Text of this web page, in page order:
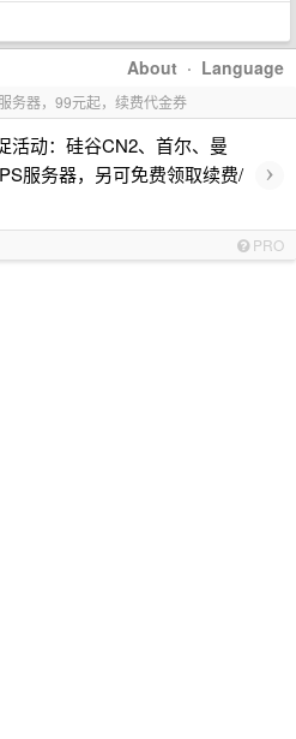
About · Language
务器，99元起，续费代金券
活动：硅谷CN2、首尔、曼
服务器，另可免费领取续费/
›
PRO